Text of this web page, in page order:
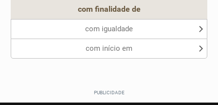
com finalidade de
com igualdade
com início em